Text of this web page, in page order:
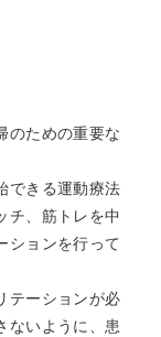
のための重要な
できる運動療法
チ、筋トレを中
ションを行って
テーションが必
ないように、患